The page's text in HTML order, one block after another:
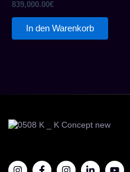
839,000.00€
In den Warenkorb
I
F
I
L
Y